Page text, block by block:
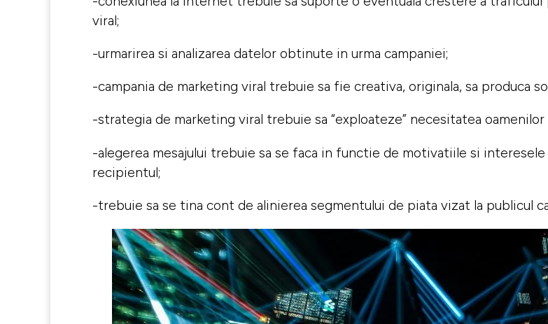
viral;
-urmarirea si analizarea datelor obtinute in urma campaniei;
-campania de marketing viral trebuie sa fie creativa, originala, sa produca
-strategia de marketing viral trebuie sa “exploateze” necesitatea
-alegerea mesajului trebuie sa se faca in functie de motivatiile si
recipientul;
-trebuie sa se tina cont de alinierea segmentului de piata vizat la publicul